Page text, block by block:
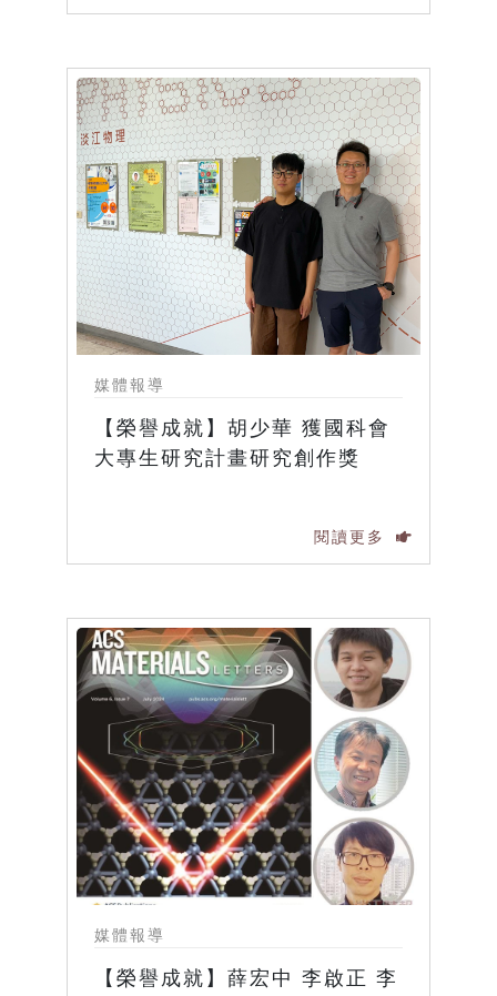
媒體報導
【榮譽成就】胡少華 獲國科會
大專生研究計畫研究創作獎
閱讀更多
媒體報導
【榮譽成就】薛宏中 李啟正 李